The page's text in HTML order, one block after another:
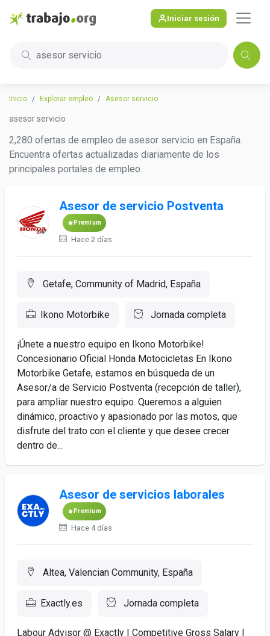
Iniciar sesión
asesor servicio
Inicio Explorar empleo Asesor servicio
asesor servicio
2,280 ofertas de empleo de asesor servicio en España.
Encuentra ofertas actualizadas diariamente de los
principales portales de empleo.
Asesor de servicio Postventa
Premium
Hace 2 días
Getafe, Community of Madrid, España
Ikono Motorbike Jornada completa
¡Únete a nuestro equipo en Ikono Motorbike!
Concesionario Oficial Honda Motocicletas En Ikono
Motorbike Getafe, estamos en búsqueda de un
Asesor/a de Servicio Postventa (recepción de taller),
para ampliar nuestro equipo. Queremos a alguien
dinámico, proactivo y apasionado por las motos, que
disfrute del trato con el cliente y que desee crecer
dentro de...
Asesor de servicios laborales
Premium
Hace 4 días
Altea, Valencian Community, España
Exactly.es Jornada completa
Labour Advisor @ Exactly | Competitive Gross Salary |